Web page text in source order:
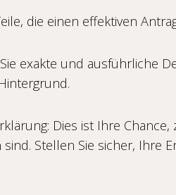
die einen effektiven
exakte und ausführliche
Dies ist Ihre
Stellen Sie sicher, Ihre